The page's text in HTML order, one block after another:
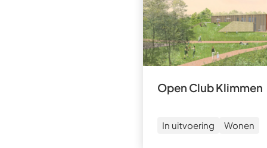
Open Club Klimmen
In uitvoering Wonen